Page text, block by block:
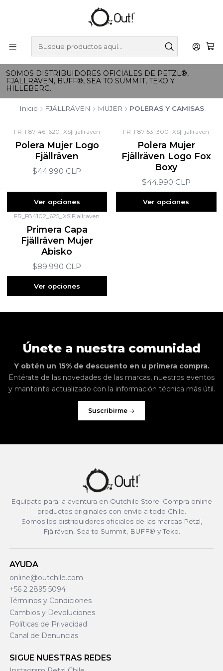
SOMOS DISTRIBUIDORES OFICIALES DE PETZL®,
FJALLRAVEN, BUFF®, SEA TO SUMMIT, TEKO Y
HILLEBERG.
Inicio FJÄLLRÄVEN MUJER POLERAS Y CAMISAS
FR_F87146_620_XS|Fjallraven
Polera Mujer Logo
Fjällräven
$44.990 CLP
Ver opciones
FR_F87153_300_XS|Fjallraven
Polera Mujer
Fjällräven Logo Fox
Boxy
$44.990 CLP
Ver opciones
FR_F84102_625_XS|Fjallraven
Primera Capa
Fjällräven Mujer
Abisko
$89.990 CLP
Ver opciones
Únete a nuestra comunidad
Y obtén un 15% de descuento en u primera compra.
Entérate de las novedades de las marcas, nuestros eventos
y mantente actualizado con la información técnica más útil.
Suscribirme
Equípate para la aventura en Outchile Store. Compra online
productos originales con envío a todo Chile.
Somos los distribuidores oficiales de las marcas Petzl,
Fjälräven, Sea to Summit, BUFF® y Teko.
AYUDA
online@outchile.com
+56 2 2895 5094
Términos y Condiciones
Cambios y Devoluciones
Políticas de Privacidad
Canal de Denuncias
SIGUE NUESTRAS REDES